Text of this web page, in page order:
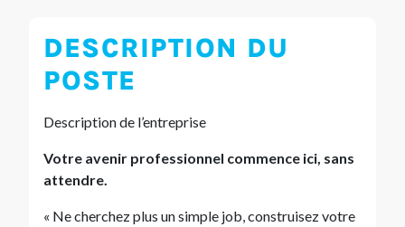
DESCRIPTION DU
POSTE
Description de l’entreprise
Votre avenir professionnel commence ici, sans
attendre.
« Ne cherchez plus un simple job, construisez votre